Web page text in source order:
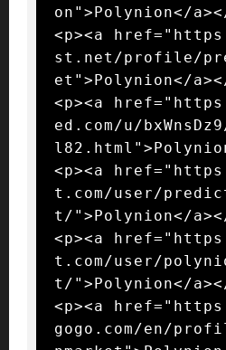
on">Polynion</
<p><a
st.net/profile/
et">Polynion</
<p><a
ed.com/u/
<p><a
t.com/user/
t/">Polynion</
<p><a
t.com/user/
t/">Polynion</
<p><a
gogo.com/en/